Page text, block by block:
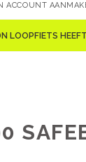
ACCOUNT
LOOPFIETS